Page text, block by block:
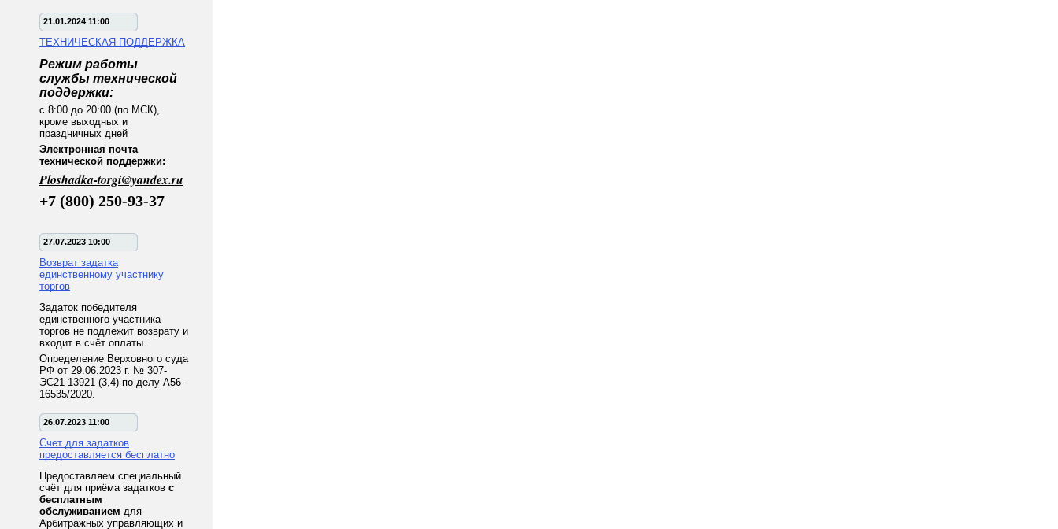
21.01.2024 11:00
ТЕХНИЧЕСКАЯ ПОДДЕРЖКА
Режим работы
службы технической
поддержки:
с 8:00 до 20:00 (по МСК),
кроме выходных и
праздничных дней
Электронная почта
технической поддержки:
Ploshadka-torgi@yandex.ru
+7 (800) 250-93-37
27.07.2023 10:00
Возврат задатка
единственному участнику
торгов
Задаток победителя
единственного участника
торгов не подлежит возврату и
входит в счёт оплаты.
Определение Верховного суда
РФ от 29.06.2023 г. № 307-
ЭС21-13921 (3,4) по делу А56-
16535/2020.
26.07.2023 11:00
Счет для задатков
предоставляется бесплатно
Предоставляем специальный
счёт для приёма задатков с
бесплатным
обслуживанием для
Арбитражных управляющих и